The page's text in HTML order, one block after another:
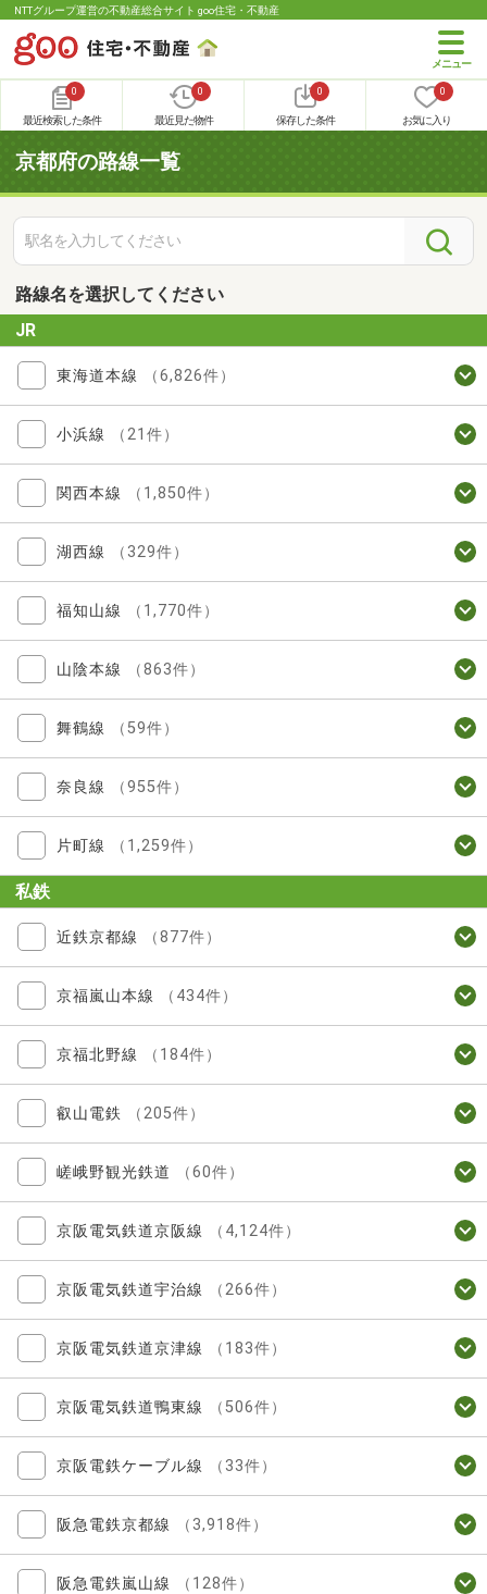
NTTグループ運営の不動産総合サイト goo住宅・不動産
0
最近検索した条件
0
最近見た物件
0
保存した条件
0
お気に入り
京都府の路線一覧
路線名を選択してください
JR
東海道本線 （6,826件）
小浜線 （21件）
関西本線 （1,850件）
湖西線 （329件）
福知山線 （1,770件）
山陰本線 （863件）
舞鶴線 （59件）
奈良線 （955件）
片町線 （1,259件）
私鉄
近鉄京都線 （877件）
京福嵐山本線 （434件）
京福北野線 （184件）
叡山電鉄 （205件）
嵯峨野観光鉄道 （60件）
京阪電気鉄道京阪線 （4,124件）
京阪電気鉄道宇治線 （266件）
京阪電気鉄道京津線 （183件）
京阪電気鉄道鴨東線 （506件）
京阪電鉄ケーブル線 （33件）
阪急電鉄京都線 （3,918件）
阪急電鉄嵐山線 （128件）